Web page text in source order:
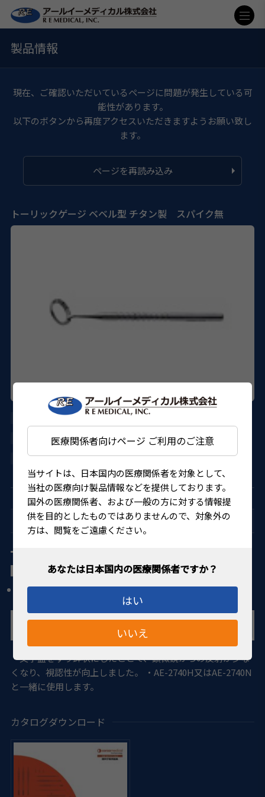
医療関係者向けページ ご利用のご注意
当サイトは、日本国内の医療関係者を対象として、
当社の医療向け製品情報などを提供しております。
国外の医療関係者、および一般の方に対する情報提
供を目的としたものではありませんので、対象外の
方は、閲覧をご遠慮ください。
はい
いいえ
製品情報
現在、ご確認いただいているページに問題が発生している可
能性があります。
以下のボタンから再度アクセスいただきますようお願い致し
ます。
ページを再読み込み
トーリックゲージ ベベル型 チタン製 スパイク無
AE-1589
ASICO
4562150825415
トーリック眼内レンズ用器具
トーリックゲージ ベベル型 チタン製 スパイク無し
外径16mm、内径12mm
・文字盤をすり鉢状にしたことで、顕微鏡からの反射が少な
くなり、視認性が向上しました。 ・AE-2740H又はAE-2740N
と一緒に使用します。
カタログダウンロード